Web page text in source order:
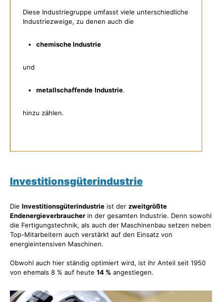
Diese Industriegruppe umfasst viele unterschiedliche
Industriezweige, zu denen auch die
chemische Industrie
und
metallschaffende Industrie.
hinzu zählen.
Investitionsgüterindustrie
Die Investitionsgüterindustrie ist der zweitgrößte
Endenergieverbraucher in der gesamten Industrie. Denn sowohl
die Fertigungstechnik, als auch der Maschinenbau setzen neben
Top-Mitarbeitern auch verstärkt auf den Einsatz von
energieintensiven Maschinen.
Obwohl auch hier ständig optimiert wird, ist ihr Anteil seit 1950
von ehemals 8 % auf heute 14 % angestiegen.